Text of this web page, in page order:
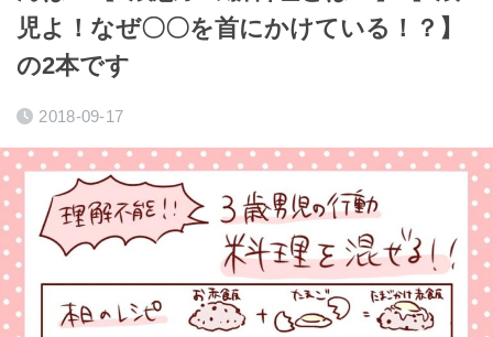
児よ！なぜ〇〇を首にかけている！？】
の2本です
2018-09-17